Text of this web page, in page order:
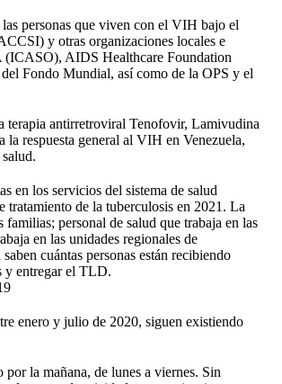
personas que viven con el VIH bajo el
y otras organizaciones locales e
(ICASO), AIDS Healthcare Foundation
Fondo Mundial, así como de la OPS y el
terapia antirretroviral Tenofovir, Lamivudina
respuesta general al VIH en Venezuela,
en los servicios del sistema de salud
tratamiento de la tuberculosis en 2021. La
personal de salud que trabaja en las
en las unidades regionales de
cuántas personas están recibiendo
y entregar el TLD.
enero y julio de 2020, siguen existiendo
la mañana, de lunes a viernes. Sin